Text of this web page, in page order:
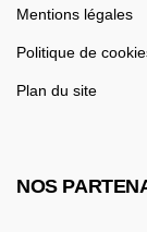
Mentions légales
Politique de
Plan du site
NOS